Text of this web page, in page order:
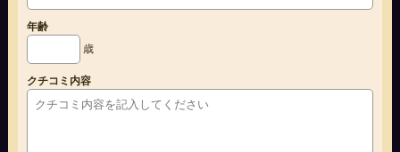
年齢
歳
クチコミ内容